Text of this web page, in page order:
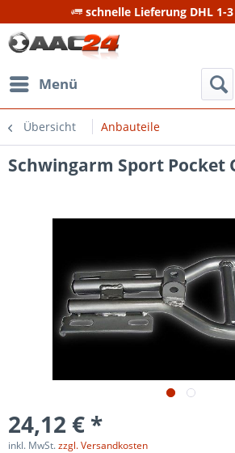
schnelle Lieferung DHL 1-
Menü
Übersicht Anbauteile
Schwingarm Sport Pocket
24,12 € *
inkl. MwSt.zzgl. Versandkosten